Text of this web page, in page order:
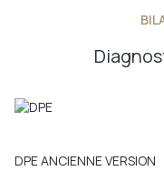
DPE ANCIENNE VERSION